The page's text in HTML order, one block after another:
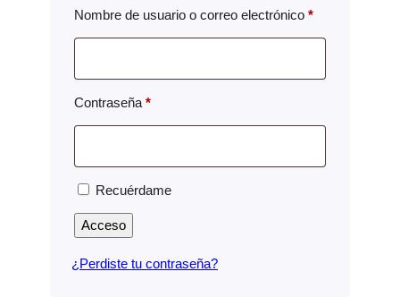
Nombre de usuario o correo electrónico *Obligatorio
Contraseña *Obligatorio
Recuérdame
Acceso
¿Perdiste tu contraseña?